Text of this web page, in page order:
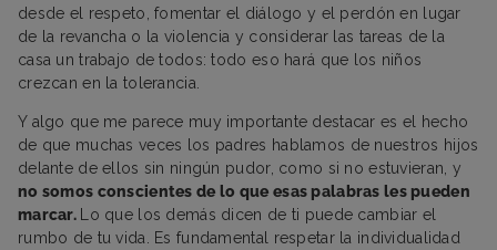
desde el respeto, fomentar el diálogo y el perdón en lugar
de la revancha o la violencia y considerar las tareas de la
casa un trabajo de todos: todo eso hará que los niños
crezcan en la tolerancia.
Y algo que me parece muy importante destacar es el hecho
de que muchas veces los padres hablamos de nuestros hijos
delante de ellos sin ningún pudor, como si no estuvieran, y
no somos conscientes de lo que esas palabras les pueden
marcar.
Lo que los demás dicen de ti puede cambiar el
rumbo de tu vida. Es fundamental respetar la individualidad